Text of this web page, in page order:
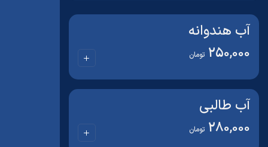
آب هندوانه
250,000 تومان
آب طالبی
280,000 تومان